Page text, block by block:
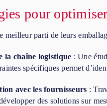
pour
meilleur parti de leurs
la chaîne logistique : Une
spécifiques permet
avec les fournisseurs :
des solutions sur